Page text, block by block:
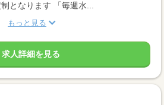
となります 「毎週水...
もっと見る
求人詳細を見る